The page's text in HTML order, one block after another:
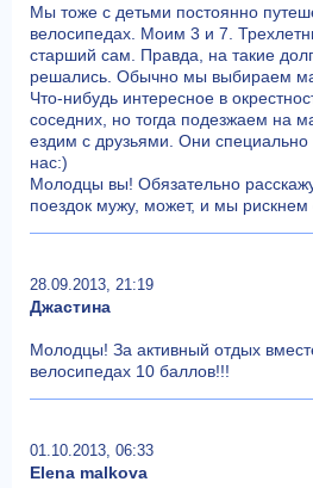
Мы тоже с детьми постоянно
велосипедах. Моим 3 и 7.
старший сам. Правда, на такие
решались. Обычно мы выбираем
Что-нибудь интересное в
соседних, но тогда подезжаем на
ездим с друзьями. Они специально
нас:)
Молодцы вы! Обязательно
поездок мужу, может, и мы
28.09.2013, 21:19
Джастина
Молодцы! За активный отдых
велосипедах 10 баллов!!!
01.10.2013, 06:33
Elena malkova